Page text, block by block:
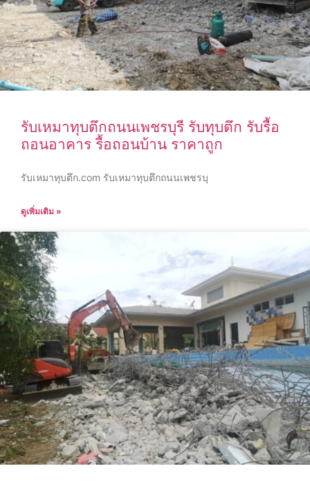
รับเหมาทุบตึกถนนเพชรบุรี รับทุบตึก รับรื้อ
ถอนอาคาร รื้อถอนบ้าน ราคาถูก
รับเหมาทุบตึก.com รับเหมาทุบตึกถนนเพชรบุ
ดูเพิ่มเติม »